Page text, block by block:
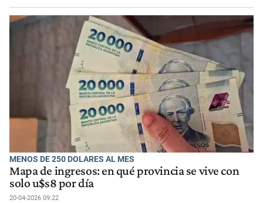
MENOS DE 250 DOLARES AL MES
Mapa de ingresos: en qué provincia se vive con
solo u$s8 por día
20-04-2026 09:22